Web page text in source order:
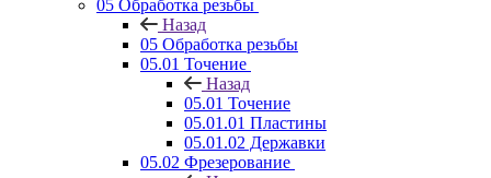
05 Обработка резьбы
Назад
05 Обработка резьбы
05.01 Точение
Назад
05.01 Точение
05.01.01 Пластины
05.01.02 Державки
05.02 Фрезерование